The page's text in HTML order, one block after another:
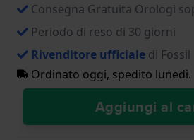
Consegna Gratuita Orologi
Periodo di reso di 30 giorni
Rivenditore ufficiale di Fossil
Ordinato oggi, spedito lunedì.
Aggiungi al